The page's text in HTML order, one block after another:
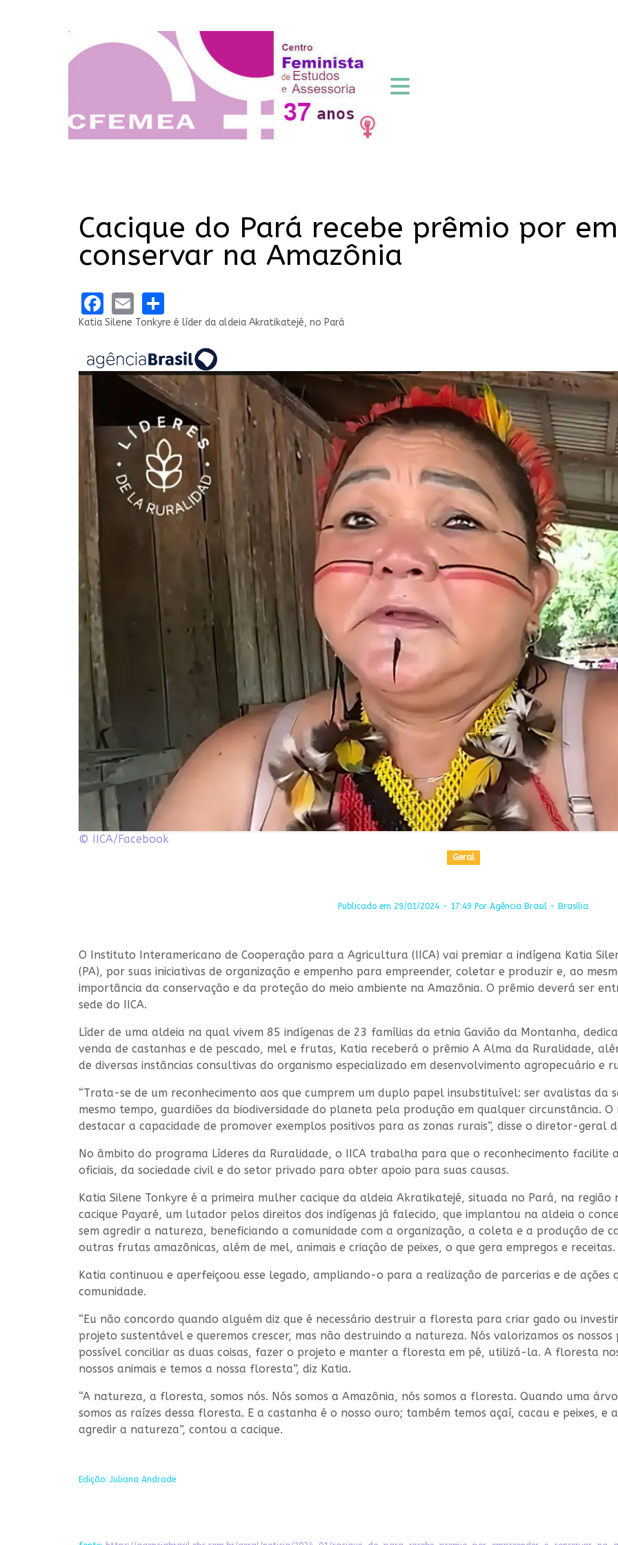
Cacique do Pará recebe prêmio por
conservar na Amazônia
Facebook
Email
Katia Silene Tonkyre é líder da aldeia Akratikatejé, no Pará
© IICA/Facebook
Geral
Publicado em 29/01/2024 - 17:49 Por Agência Brasil - Brasília
O Instituto Interamericano de Cooperação para a Agricultura (IICA) vai premiar a indígena Katia
(PA), por suas iniciativas de organização e empenho para empreender, coletar e produzir e, ao
importância da conservação e da proteção do meio ambiente na Amazônia. O prêmio deverá ser
sede do IICA.
Líder de uma aldeia na qual vivem 85 indígenas de 23 famílias da etnia Gavião da Montanha,
venda de castanhas e de pescado, mel e frutas, Katia receberá o prêmio A Alma da Ruralidade,
de diversas instâncias consultivas do organismo especializado em desenvolvimento agropecuário e
“Trata-se de um reconhecimento aos que cumprem um duplo papel insubstituível: ser avalistas da
mesmo tempo, guardiões da biodiversidade do planeta pela produção em qualquer circunstância.
destacar a capacidade de promover exemplos positivos para as zonas rurais”, disse o diretor-geral
No âmbito do programa Líderes da Ruralidade, o IICA trabalha para que o reconhecimento facilite
oficiais, da sociedade civil e do setor privado para obter apoio para suas causas.
Katia Silene Tonkyre é a primeira mulher cacique da aldeia Akratikatejé, situada no Pará, na
cacique Payaré, um lutador pelos direitos dos indígenas já falecido, que implantou na aldeia o
sem agredir a natureza, beneficiando a comunidade com a organização, a coleta e a produção de
outras frutas amazônicas, além de mel, animais e criação de peixes, o que gera empregos e receitas.
Katia continuou e aperfeiçoou esse legado, ampliando-o para a realização de parcerias e de
comunidade.
“Eu não concordo quando alguém diz que é necessário destruir a floresta para criar gado ou
projeto sustentável e queremos crescer, mas não destruindo a natureza. Nós valorizamos os nossos
possível conciliar as duas coisas, fazer o projeto e manter a floresta em pé, utilizá-la. A floresta
nossos animais e temos a nossa floresta”, diz Katia.
“A natureza, a floresta, somos nós. Nós somos a Amazônia, nós somos a floresta. Quando uma
somos as raízes dessa floresta. E a castanha é o nosso ouro; também temos açaí, cacau e peixes, e
agredir a natureza”, contou a cacique.
Edição: Juliana Andrade